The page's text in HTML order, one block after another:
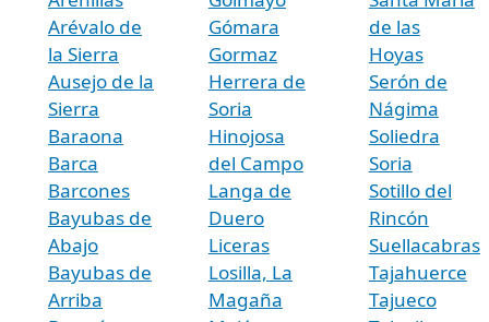
Arévalo de
la Sierra
Ausejo de la
Sierra
Baraona
Barca
Barcones
Bayubas de
Abajo
Bayubas de
Arriba
Gómara
Gormaz
Herrera de
Soria
Hinojosa
del Campo
Langa de
Duero
Liceras
Losilla, La
Magaña
de las
Hoyas
Serón de
Nágima
Soliedra
Soria
Sotillo del
Rincón
Suellacabras
Tajahuerce
Tajueco